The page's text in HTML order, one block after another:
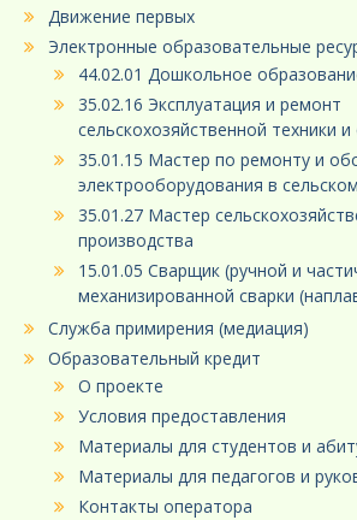
Движение первых
Электронные образовательные
44.02.01 Дошкольное
35.02.16 Эксплуатация и ремонт
сельскохозяйственной техники
35.01.15 Мастер по ремонту и
электрооборудования в
35.01.27 Мастер
производства
15.01.05 Сварщик (ручной и
механизированной сварки
Служба примирения (медиация)
Образовательный кредит
О проекте
Условия предоставления
Материалы для студентов и
Материалы для педагогов и
Контакты оператора